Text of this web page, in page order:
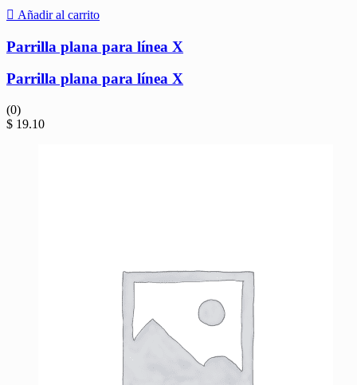
Añadir al carrito
Parrilla plana para línea X
Parrilla plana para línea X
(0)
$ 19.10